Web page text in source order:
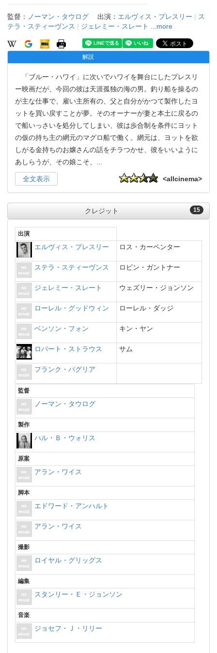
監督： ノーマン・タウログ 出演： エルヴィス・プレスリー | ス
テラ・スティーヴンス | ジェレミー・スレート ...more
解説
「ブルー・ハワイ」に次いでハワイを舞台にしたプレスリ
ー映画だが、今回の彼は天涯孤独の海の男。釣り船を操るの
が主な仕事で、雇い主所有の、父と自分がかつて製作したヨ
ットを買い戻すことが夢。そのオーナーが妻と本土に戻るの
で船いっさいを処分してしまい、彼は歩合制を条件にヨット
の仮の持ち主の網元のマグロ船で働く。網元は、ヨットを欲
しがる金持ちのお嬢さんの話をチラつかせ、彼をいいように
あしらうが、その娘こそ、
全文表示 <allcinema>
15
クレジット
出演
エルヴィス・プレスリー ロス・カーペンター
ステラ・スティーヴンス ロビン・ガントナー
ジェレミー・スレート ウェズリー・ジョンソン
ローレル・グッドウィン ローレル・ダッジ
ベンソン・フォン キン・ヤン
ロバート・ストラウス サム
フランク・パグリア
監督
ノーマン・タウログ
製作
ハル・Ｂ・ウォリス
原案
アラン・ワイス
脚本
エドワード・アンハルト
アラン・ワイス
撮影
ロイヤル・グリッグス
編集
スタンリー・Ｅ・ジョンソン
音楽
ジョセフ・Ｊ・リリー